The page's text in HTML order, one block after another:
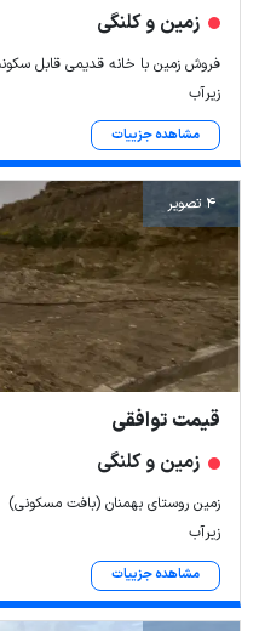
زمین و کلنگی
فروش زمین با خانه قدیمی قابل
زیرآب
مشاهده جزییات
4 تصویر
قیمت توافقی
زمین و کلنگی
زمین روستای بهمنان (بافت مسکونی)
زیرآب
مشاهده جزییات